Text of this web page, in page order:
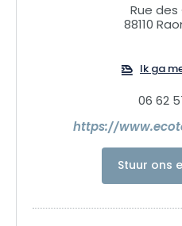
Rue
88110
Ik ga
06 62
https://
Stuur ons